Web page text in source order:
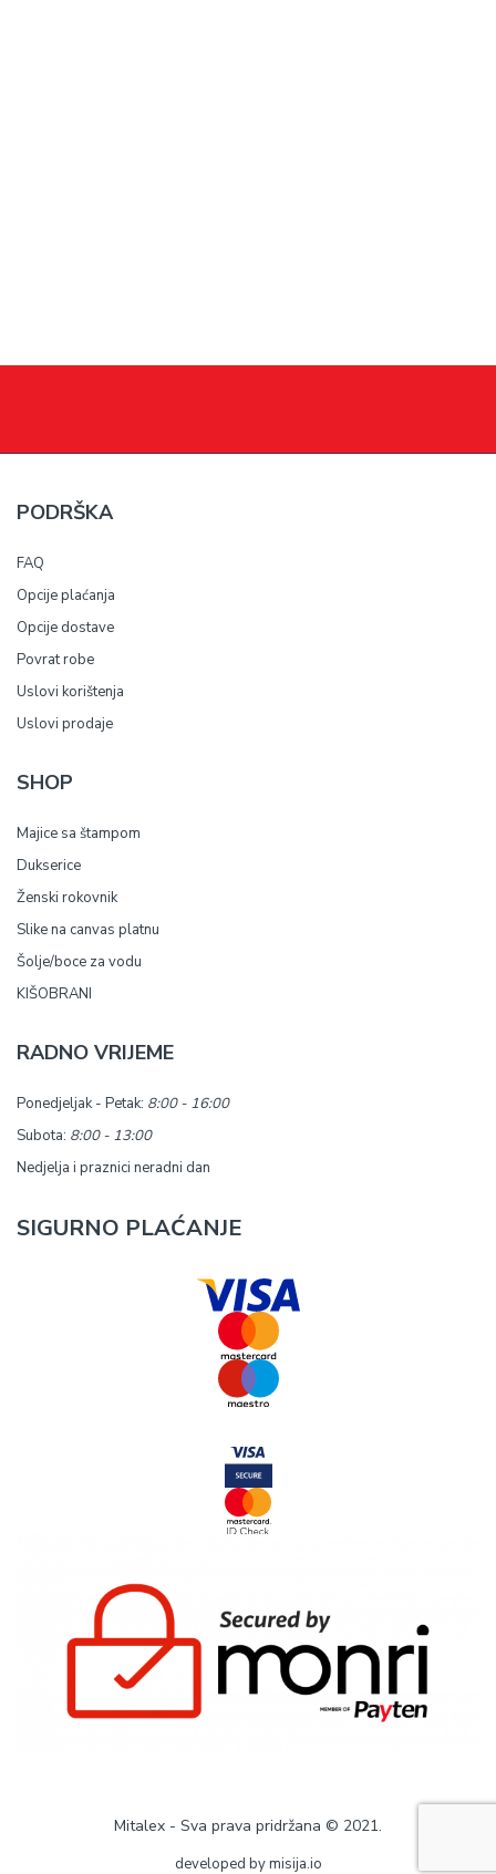
PODRŠKA
FAQ
Opcije plaćanja
Opcije dostave
Povrat robe
Uslovi korištenja
Uslovi prodaje
SHOP
Majice sa štampom
Dukserice
Ženski rokovnik
Slike na canvas platnu
Šolje/boce za vodu
KIŠOBRANI
RADNO VRIJEME
Ponedjeljak - Petak: 8:00 - 16:00
Subota: 8:00 - 13:00
Nedjelja i praznici neradni dan
SIGURNO PLAĆANJE
Mitalex - Sva prava pridržana © 2021.
developed bymisija.io